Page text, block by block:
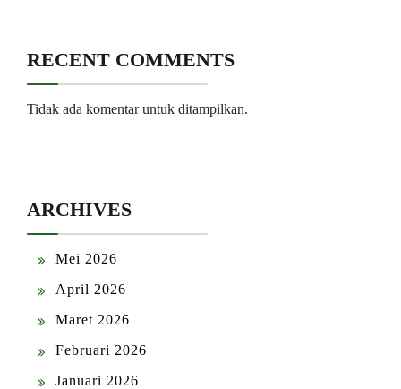
RECENT COMMENTS
Tidak ada komentar untuk ditampilkan.
ARCHIVES
Mei 2026
April 2026
Maret 2026
Februari 2026
Januari 2026